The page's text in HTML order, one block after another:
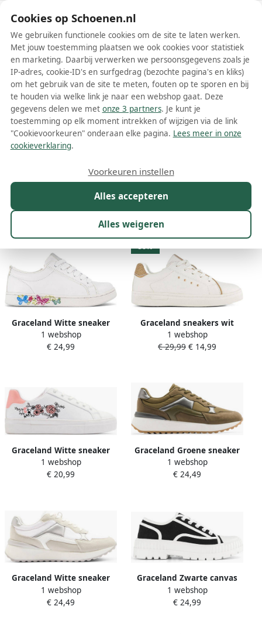
Schoenen.nl
Wis filters Alle filters
Graceland lage sneakers
Meer lezen
Kleur Prijs
13 resultaten:
Graceland Witte sneaker
vlinders
1 webshop
€ 24,99
50%
Graceland sneakers wit
goud
1 webshop
€ 29,99 € 14,99
Graceland Witte sneaker
roze bloemen
1 webshop
€ 20,99
Graceland Groene sneaker
1 webshop
€ 24,49
Graceland Witte sneaker
1 webshop
€ 24,49
Graceland Zwarte canvas
chunky sneaker
1 webshop
€ 24,99
Cookies op Schoenen.nl
We gebruiken functionele cookies om de site te laten werken.
Met jouw toestemming plaatsen we ook cookies voor statistiek
en marketing. Daarbij verwerken we persoonsgegevens zoals je
IP-adres, cookie-ID's en surfgedrag (bezochte pagina's en kliks)
om het gebruik van de site te meten, fouten op te sporen en bij
te houden via welke link je naar een webshop gaat. Deze
gegevens delen we met onze 3 partners. Je kunt je
toestemming op elk moment intrekken of wijzigen via de link
"Cookievoorkeuren" onderaan elke pagina. Lees meer in onze
cookieverklaring.
Alles accepteren
Alles weigeren
Voorkeuren instellen